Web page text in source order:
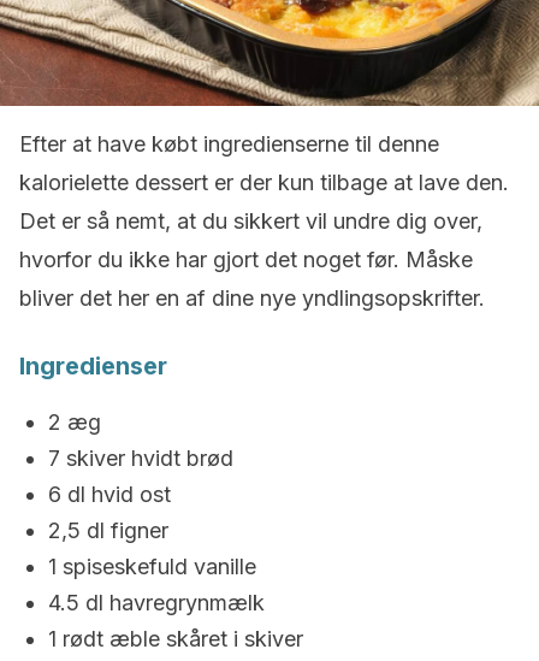
Efter at have købt ingredienserne til denne
kalorielette dessert er der kun tilbage at lave den.
Det er så nemt, at du sikkert vil undre dig over,
hvorfor du ikke har gjort det noget før. Måske
bliver det her en af dine nye yndlingsopskrifter.
Ingredienser
2 æg
7 skiver hvidt brød
6 dl hvid ost
2,5 dl figner
1 spiseskefuld vanille
4.5 dl havregrynmælk
1 rødt æble skåret i skiver